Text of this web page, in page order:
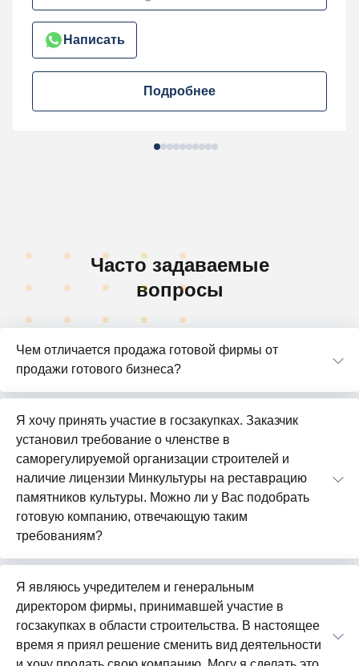
Написать
Подробнее
Часто задаваемые
вопросы
Чем отличается продажа готовой фирмы от
продажи готового бизнеса?
Я хочу принять участие в госзакупках. Заказчик
установил требование о членстве в
саморегулируемой организации строителей и
наличие лицензии Минкультуры на реставрацию
памятников культуры. Можно ли у Вас подобрать
готовую компанию, отвечающую таким
требованиям?
Я являюсь учредителем и генеральным
директором фирмы, принимавшей участие в
госзакупках в области строительства. В настоящее
время я приял решение сменить вид деятельности